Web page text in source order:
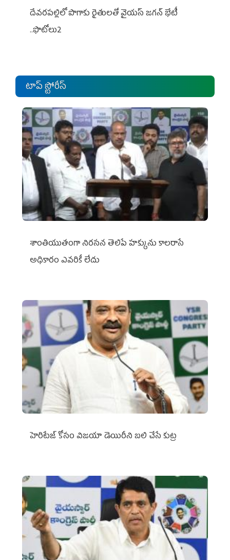
దేవరపల్లిలో పొగాకు రైతులతో వైయస్ జగన్ భేటీ
..ఫొటోలు2
టాప్ స్టోరీస్
శాంతియుతంగా నిరసన తెలిపే హక్కును కాలరాసే
అధికారం ఎవరికీ లేదు
హెరిటేజ్ కోసం విజయా డెయిరీని బలి చేసే కుట్ర‌